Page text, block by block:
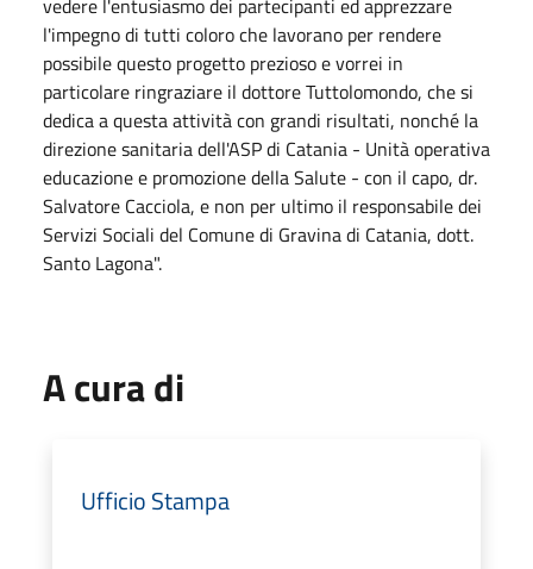
l'impegno di tutti coloro che lavorano per rendere
possibile questo progetto prezioso e vorrei in
particolare ringraziare il dottore Tuttolomondo, che si
dedica a questa attività con grandi risultati, nonché la
direzione sanitaria dell'ASP di Catania - Unità operativa
educazione e promozione della Salute - con il capo, dr.
Salvatore Cacciola, e non per ultimo il responsabile dei
Servizi Sociali del Comune di Gravina di Catania, dott.
Santo Lagona".
A cura di
Ufficio Stampa